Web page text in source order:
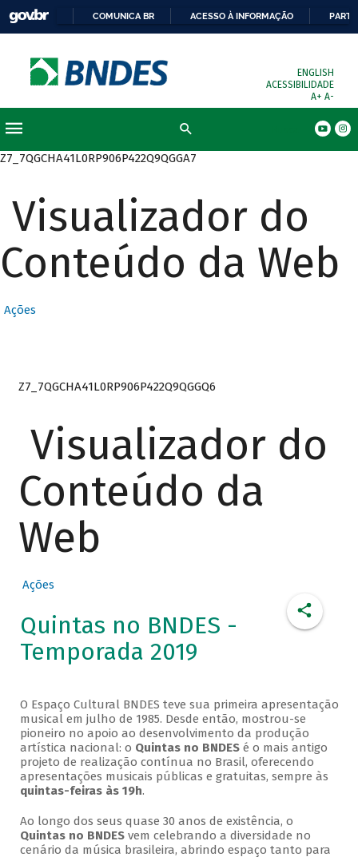
COMUNICA BR ACESSO À INFORMAÇÃO
ENGLISH
ACESSIBILIDADE
A+ A-
Z7_7QGCHA41L0RP906P422Q9QGGA7
Visualizador do
Conteúdo da Web
Ações
Z7_7QGCHA41L0RP906P422Q9QGGQ6
Visualizador do
Conteúdo da
Web
Ações
Quintas no BNDES -
Temporada 2019
O Espaço Cultural BNDES teve sua primeira apresentação
musical em julho de 1985. Desde então, mostrou-se
pioneiro no apoio ao desenvolvimento da produção
artística nacional: o Quintas no BNDESé o mais antigo
projeto de realização contínua no Brasil, oferecendo
apresentações musicais públicas e gratuitas, sempre às
quintas-feiras às 19h.
Ao longo dos seus quase 30 anos de existência, o
Quintas no BNDESvem celebrando a diversidade no
cenário da música brasileira, abrindo espaço tanto para